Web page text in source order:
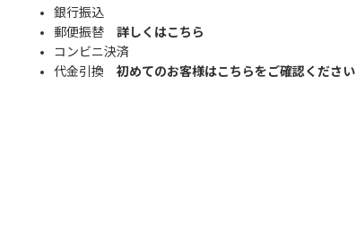
銀行振込
郵便振替 詳しくはこちら
コンビニ決済
代金引換 初めてのお客様はこちらをご確認ください